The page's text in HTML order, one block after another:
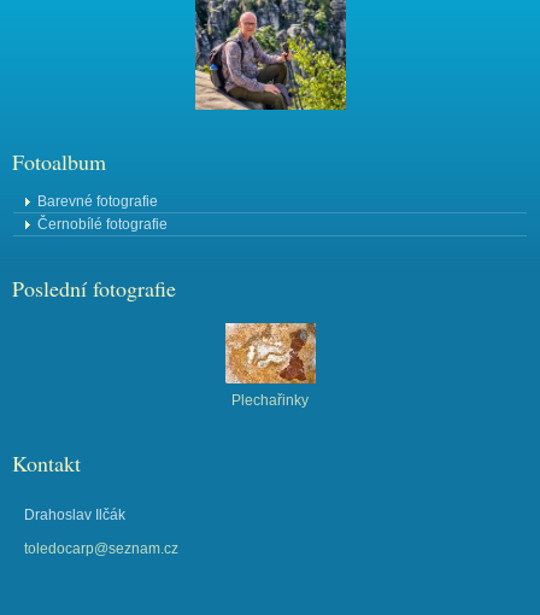
Fotoalbum
Barevné fotografie
Černobílé fotografie
Poslední fotografie
Plechařinky
Kontakt
Drahoslav Ilčák
toledocarp@seznam.cz